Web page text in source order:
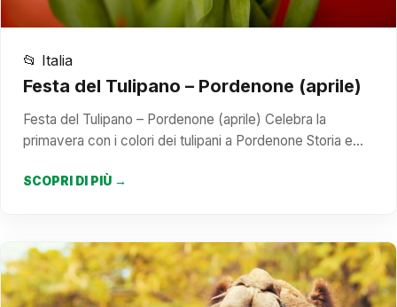
📂 Italia
Festa del Tulipano – Pordenone (aprile)
Festa del Tulipano – Pordenone (aprile) Celebra la
primavera con i colori dei tulipani a Pordenone Storia e…
SCOPRI DI PIÙ →